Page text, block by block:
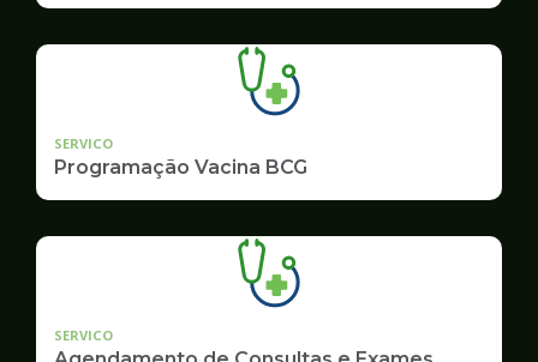
SERVICO
Programação Vacina BCG
SERVICO